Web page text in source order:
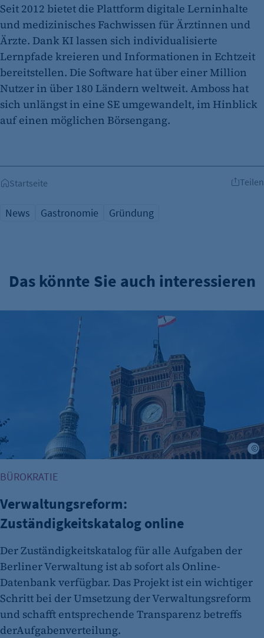
Seit 2012 bietet die Plattform digitale Lerninhalte
und medizinisches Fachwissen für Ärztinnen und
Ärzte. Dank KI lassen sich individualisierte
Lernpfade kreieren und Informationen in Echtzeit
bereitstellen. Die Software hat über einer Million
Nutzer in über 180 Ländern weltweit. Amboss hat
sich unlängst in eine SE umgewandelt, im Hinblick
auf einen möglichen Börsengang.
Startseite Teilen
News Gastronomie Gründung
Das könnte Sie auch interessieren
Verwaltungsreform: Zuständigkeitskatalog online
BÜROKRATIE
Verwaltungsreform:
Zuständigkeitskatalog online
Der Zuständigkeitskatalog für alle Aufgaben der
Berliner Verwaltung ist ab sofort als Online-
Datenbank verfügbar. Das Projekt ist ein wichtiger
Schritt bei der Umsetzung der Verwaltungsreform
und schafft entsprechende Transparenz betreffs
derAufgabenverteilung.